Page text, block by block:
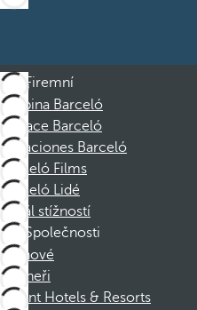
Firemní
Skupina Barceló
Nadace Barceló
Vacaciones Barceló
Barceló Films
Barceló Lidé
Kanál stížností
Společnosti
Členové
Partneři
Dorint Hotels & Resorts